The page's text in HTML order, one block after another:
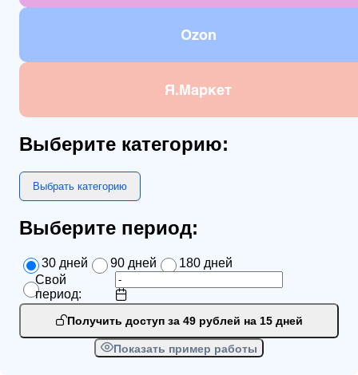
Ozon
Я.Маркет
Выберите категорию:
Выбрать категорию
Выберите период:
30 дней 90 дней
180 дней
Свой
период:
Получить доступ за 49 рублей на 15 дней
Показать пример работы